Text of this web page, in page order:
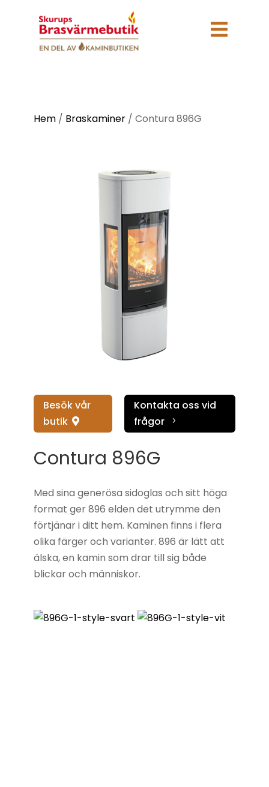

Hem / Braskaminer / Contura 896G
Besök vår
butik 
Kontakta oss vid
frågor
5
Contura 896G
Med sina generösa sidoglas och sitt höga
format ger 896 elden det utrymme den
förtjänar i ditt hem. Kaminen finns i flera
olika färger och varianter. 896 är lätt att
älska, en kamin som drar till sig både
blickar och människor.